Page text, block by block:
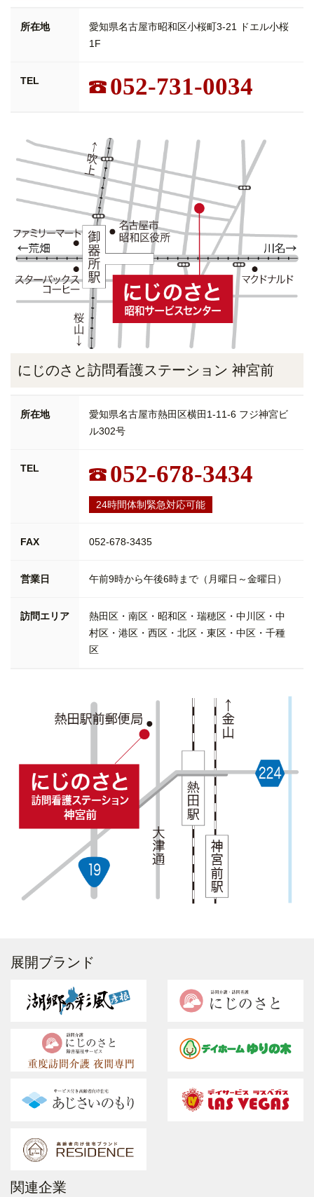
所在地
愛知県名古屋市昭和区小桜町3-21 ドエル小桜
1F
TEL 052-731-0034
にじのさと訪問看護ステーション 神宮前
所在地
愛知県名古屋市熱田区横田1-11-6 フジ神宮ビ
ル302号
TEL 052-678-3434
24時間体制緊急対応可能
FAX 052-678-3435
営業日 午前9時から午後6時まで（月曜日～金曜日）
訪問エリア
熱田区・南区・昭和区・瑞穂区・中川区・中
村区・港区・西区・北区・東区・中区・千種
区
展開ブランド
関連企業